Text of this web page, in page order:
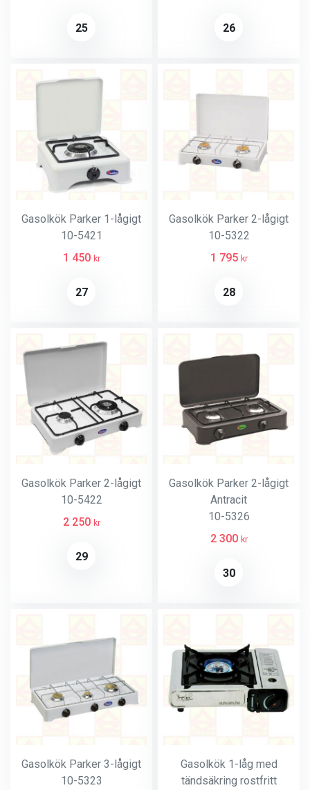
25 26
Gasolkök Parker 1-lågigt
10-5421
1 450 kr
27
Gasolkök Parker 2-lågigt
10-5322
1 795 kr
28
Gasolkök Parker 2-lågigt
10-5422
2 250 kr
29
Gasolkök Parker 2-lågigt
Antracit
10-5326
2 300 kr
30
Gasolkök Parker 3-lågigt
10-5323
Gasolkök 1-låg med
tändsäkring rostfritt